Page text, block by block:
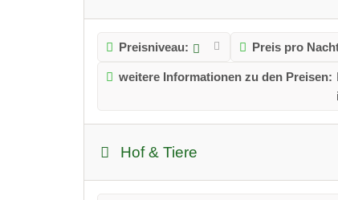
Preisniveau: Preis pro
weitere Informationen zu den Preisen:
Hof & Tiere